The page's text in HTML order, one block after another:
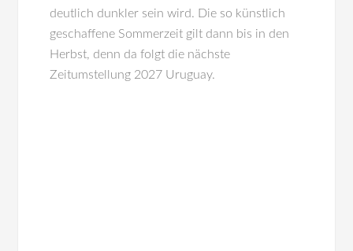
deutlich dunkler sein wird. Die so künstlich
geschaffene Sommerzeit gilt dann bis in den
Herbst, denn da folgt die nächste
Zeitumstellung 2027 Uruguay.